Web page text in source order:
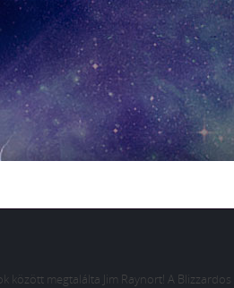
között megtalálta Jim Raynort! A